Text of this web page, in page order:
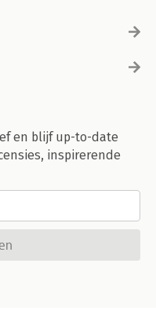
en blijf up-to-date
inspirerende